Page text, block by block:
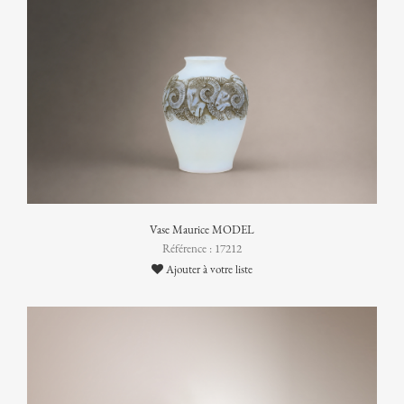
Vase Maurice MODEL
Référence : 17212
Ajouter à votre liste